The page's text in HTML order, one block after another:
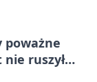
poważne
nie ruszył